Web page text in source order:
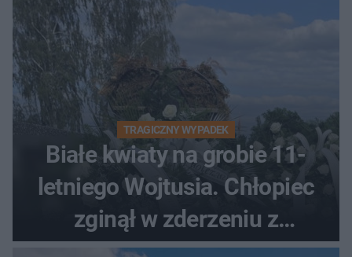
TRAGICZNY WYPADEK
Białe kwiaty na grobie 11-
letniego Wojtusia. Chłopiec
zginął w zderzeniu z
kombajnem